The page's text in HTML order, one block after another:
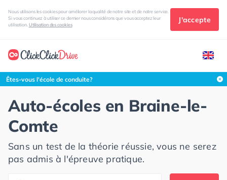
Nous utilisons les cookies pour améliorer la qualité de notre site et de notre service.
Si vous continuez à utiliser ce dernier nous considérons que vous acceptez leur
utilisation. Utilisation des cookies
J'accepte
Êtes-vous l'école de conduite?
Auto-écoles en Braine-le-
Comte
Sans un test de la théorie réussie, vous ne serez
pas admis à l'épreuve pratique.